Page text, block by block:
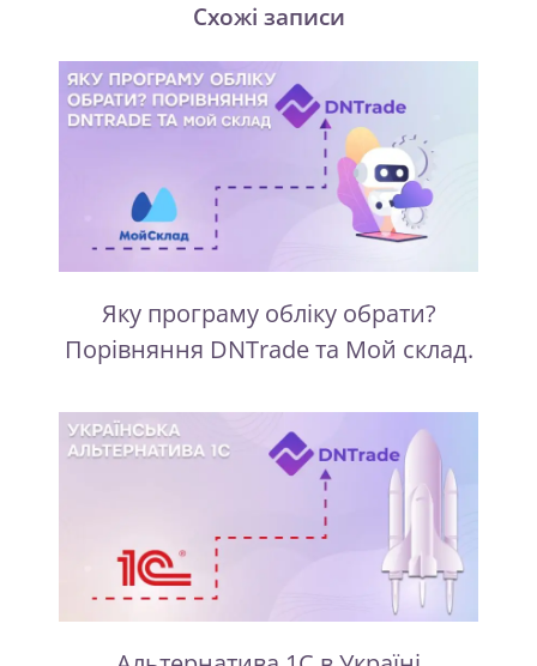
Схожі записи
Яку програму обліку обрати?
Порівняння DNTrade та Мой склад.